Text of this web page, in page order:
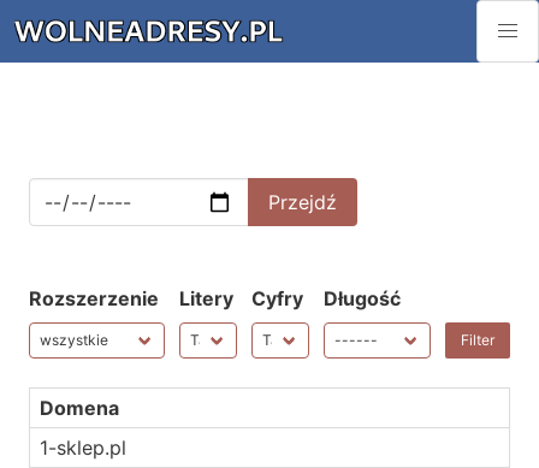
Rozszerzenie Litery Cyfry Długość
Domena
1-sklep.pl